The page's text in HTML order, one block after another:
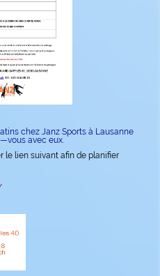
chez Janz Sports à Lausanne
avec eux.
le lien suivant afin de planifier